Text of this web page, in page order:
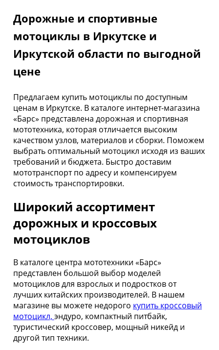
Дорожные и спортивные
мотоциклы в Иркутске и
Иркутской области по выгодной
цене
Предлагаем купить мотоциклы по доступным
ценам в Иркутске. В каталоге интернет-магазина
«Барс» представлена дорожная и спортивная
мототехника, которая отличается высоким
качеством узлов, материалов и сборки. Поможем
выбрать оптимальный мотоцикл исходя из ваших
требований и бюджета. Быстро доставим
мототранспорт по адресу и компенсируем
стоимость транспортировки.
Широкий ассортимент
дорожных и кроссовых
мотоциклов
В каталоге центра мототехники «Барс»
представлен большой выбор моделей
мотоциклов для взрослых и подростков от
лучших китайских производителей. В нашем
магазине вы можете недорого купить кроссовый
мотоцикл, эндуро, компактный питбайк,
туристический кроссовер, мощный никейд и
другой тип техники.